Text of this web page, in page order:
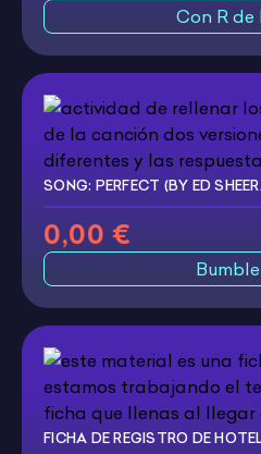
Con R de
SONG: PERFECT (BY ED
0,00 €
FICHA DE REGISTRO DE